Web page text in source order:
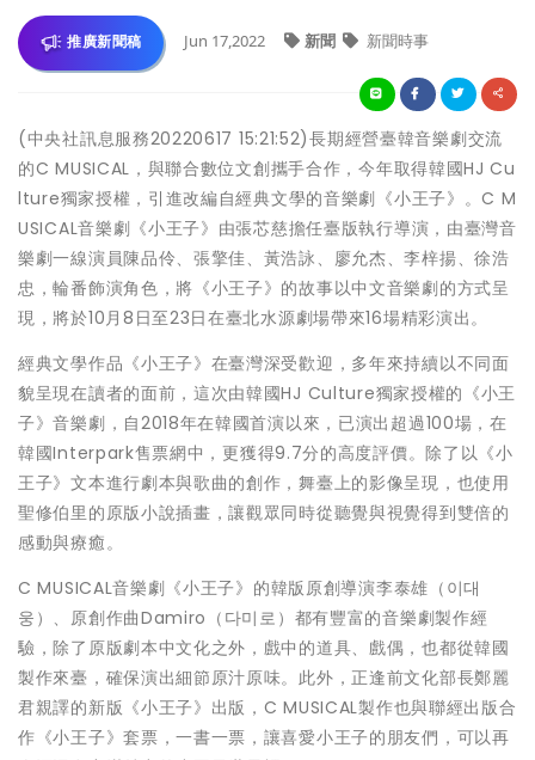
推廣新聞稿 Jun 17,2022 新聞 新聞時事
(中央社訊息服務20220617 15:21:52)長期經營臺韓音樂劇交流
的C MUSICAL，與聯合數位文創攜手合作，今年取得韓國HJ Cu
lture獨家授權，引進改編自經典文學的音樂劇《小王子》。C M
USICAL音樂劇《小王子》由張芯慈擔任臺版執行導演，由臺灣音
樂劇一線演員陳品伶、張擎佳、黃浩詠、廖允杰、李梓揚、徐浩
忠，輪番飾演角色，將《小王子》的故事以中文音樂劇的方式呈
現，將於10月8日至23日在臺北水源劇場帶來16場精彩演出。
經典文學作品《小王子》在臺灣深受歡迎，多年來持續以不同面
貌呈現在讀者的面前，這次由韓國HJ Culture獨家授權的《小王
子》音樂劇，自2018年在韓國首演以來，已演出超過100場，在
韓國Interpark售票網中，更獲得9.7分的高度評價。除了以《小
王子》文本進行劇本與歌曲的創作，舞臺上的影像呈現，也使用
聖修伯里的原版小說插畫，讓觀眾同時從聽覺與視覺得到雙倍的
感動與療癒。
C MUSICAL音樂劇《小王子》的韓版原創導演李泰雄（이대
웅）、原創作曲Damiro（다미로）都有豐富的音樂劇製作經
驗，除了原版劇本中文化之外，戲中的道具、戲偶，也都從韓國
製作來臺，確保演出細節原汁原味。此外，正逢前文化部長鄭麗
君親譯的新版《小王子》出版，C MUSICAL製作也與聯經出版合
作《小王子》套票，一書一票，讓喜愛小王子的朋友們，可以再